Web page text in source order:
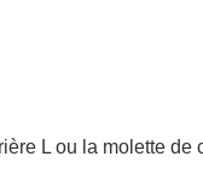
L ou la molette